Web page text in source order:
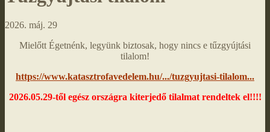
2026. máj. 29
Mielőtt Égetnénk, legyünk biztosak, hogy nincs e tűzgyújtási
tilalom!
https://www.katasztrofavedelem.hu/.../tuzgyujtasi-tilalom...
2026.05.29-től egész országra kiterjedő tilalmat rendeltek el!!!!